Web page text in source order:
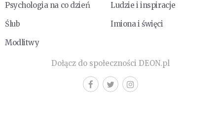
Psychologia na co dzień
Ludzie i inspiracje
Ślub
Imiona i święci
Modlitwy
Dołącz do społeczności DEON.pl